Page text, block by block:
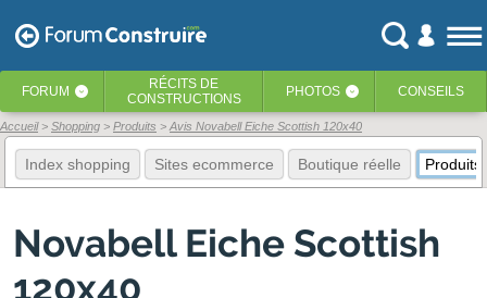
FORUM ‹ RÉCITS DE
CONSTRUCTIONS
PHOTOS ‹ CONSEILS
Accueil Shopping Produits Avis Novabell Eiche Scottish 120x40
Index shopping Sites ecommerce Boutique réelle Produits
Novabell Eiche Scottish
120x40